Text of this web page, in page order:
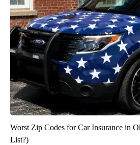
Worst Zip Codes for Car Insurance in
List?)